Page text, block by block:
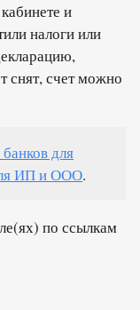
и
налоги или
снят, счет можно
для
ИП и ООО.
по ссылкам